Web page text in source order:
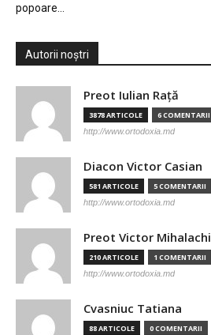
popoare…
Autorii noștri
Preot Iulian Raţă
3878 ARTICOLE 6 COMENTARII
http://www.ortodoxia.md
Diacon Victor Casian
581 ARTICOLE 5 COMENTARII
http://www.ortodoxia.md
Preot Victor Mihalachi
210 ARTICOLE 1 COMENTARII
http://www.ortodoxia.md
Cvasniuc Tatiana
88 ARTICOLE 0 COMENTARII